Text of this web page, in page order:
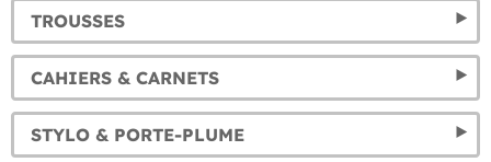
TROUSSES
CAHIERS & CARNETS
STYLO & PORTE-PLUME